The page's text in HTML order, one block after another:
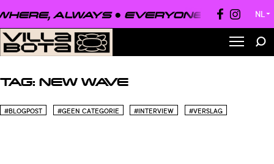
ALWAYS ● EVERYONE, NL ▼
TAG: NEW WAVE
#BLOGPOST #GEEN CATEGORIE #INTERVIEW #VERSLAG